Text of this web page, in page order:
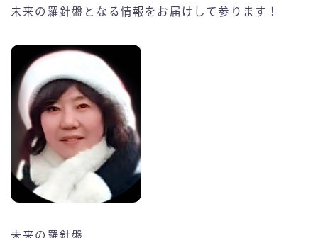
未来の羅針盤となる情報をお届けして参ります！